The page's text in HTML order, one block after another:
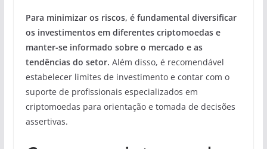
Para minimizar os riscos, é fundamental diversificar
os investimentos em diferentes criptomoedas e
manter-se informado sobre o mercado e as
tendências do setor. Além disso, é recomendável
estabelecer limites de investimento e contar com o
suporte de profissionais especializados em
criptomoedas para orientação e tomada de decisões
assertivas.